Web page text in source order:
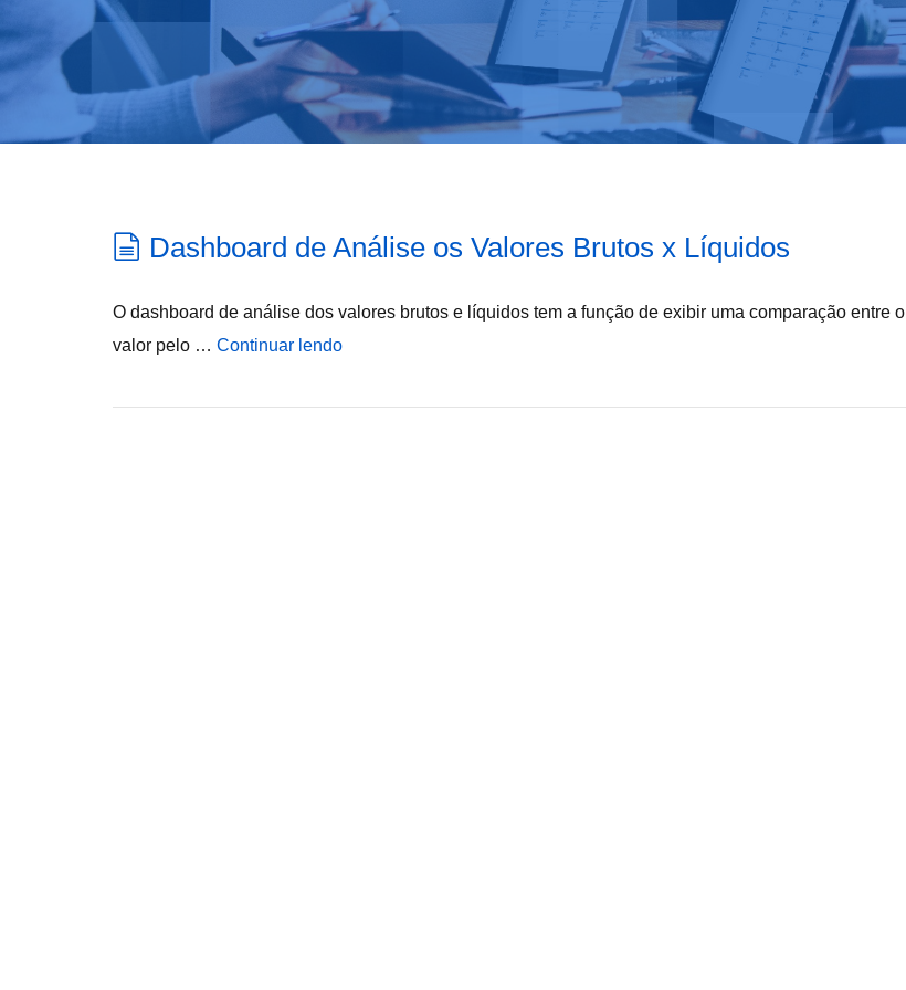
Dashboard de Análise os Valores Brutos x Líquidos
O dashboard de análise dos valores brutos e líquidos tem a função de exibir uma comparação entre o
valor pelo … Continuar lendo